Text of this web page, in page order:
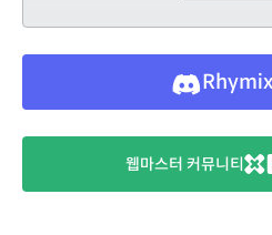
웹마스터 커뮤니티